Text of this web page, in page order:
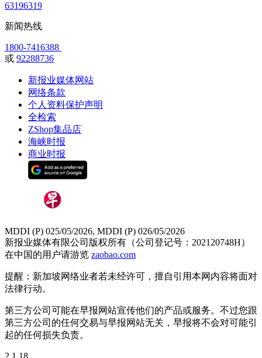
63196319
新闻热线
1800-7416388
或 92288736
新报业媒体网站
网络条款
个人资料保护声明
全检索
ZShop集品店
海峡时报
商业时报
MDDI (P) 025/05/2026, MDDI (P) 026/05/2026
新报业媒体有限公司版权所有（公司登记号：202120748H）
在中国的用户请游览 zaobao.com
提醒：新加坡网络业者若未经许可，擅自引用本网内容将面对
法律行动。
第三方公司可能在早报网站宣传他们的产品或服务。不过您跟
第三方公司的任何交易与早报网站无关，早报将不会对可能引
起的任何损失负责。